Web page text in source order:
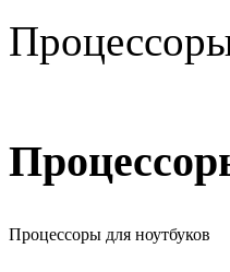
Процессоры для ноутбуков